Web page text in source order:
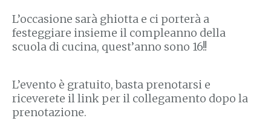
L’occasione sarà ghiotta e ci porterà a
festeggiare insieme il compleanno della
scuola di cucina, quest’anno sono 16!!
L’evento è gratuito, basta prenotarsi e
riceverete il link per il collegamento dopo la
prenotazione.